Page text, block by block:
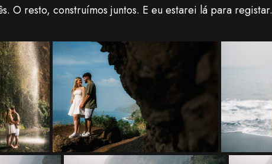
O resto, construímos juntos. E eu estarei lá para registar.